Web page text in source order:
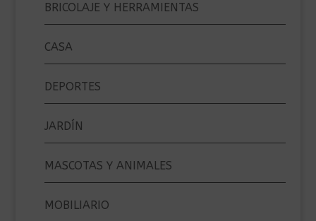
BRICOLAJE Y HERRAMIENTAS
CASA
DEPORTES
JARDÍN
MASCOTAS Y ANIMALES
MOBILIARIO